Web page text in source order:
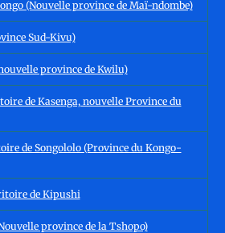
(Nouvelle province de Maï-ndombe)
Sud-Kivu)
province de Kwilu)
de Kasenga, nouvelle Province du
de Songololo (Province du Kongo-
de Kipushi
province de la Tshopo)